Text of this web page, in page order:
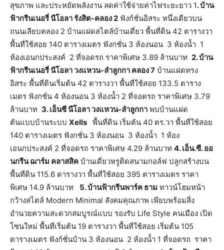
สุขภาพ และประหยัดพลังงาน ลดค่าใช้จ่ายค่าไฟระยะยาว 1. บ้าน
ฟ้ากรีนเนอรี่ นีโอลา รังสิต-คลอง 2 ฟังก์ชั่นอิสระ หนึ่งเดียวบน
ถนนเลียบคลอง 2 บ้านแฝดสไตล์บ้านเดี่ยว พื้นที่ดิน 42 ตารางวา
พื้นที่ใช้สอย 140 ตารางเมตร ฟังกชั่น 3 ห้องนอน 3 ห้องน้ำ 1
ห้องเอนกประสงค์ 2 ที่จอดรถ ราคาพิเศษ 3.89 ล้านบาท 2. บ้าน
ฟ้ากรีนเนอรี่ นีโอลา วงแหวน-ลำลูกกา คลอง 7 บ้านแฝดทรง
อิสระ พื้นที่ดินเริ่มต้น 42 ตารางวา พื้นที่ใช้สอย 133.5 ตาราง
เมตร ฟังกชั่น 4 ห้องนอน 3 ห้องน้ำ 2 ที่จอดรถ ราคาพิเศษ 3.79
ล้านบาท 3. เอ็นซี นีโอลา วงแหวน-ลำลูกกา พบบ้านแฝด
ต้นแบบบ้านระบบ Xells พื้นที่ดิน เริ่มต้น 40 ตร.วา พื้นที่ใช้สอย
140 ตารางเมตร ฟังกชั่น 3 ห้องนอน 3 ห้องน้ำ 1 ห้อง
เอนกประสงค์ 2 ที่จอดรถ ราคาพิเศษ 4.29 ล้านบาท 4. เอ็น.ซี. ออ
นกรีน ฌาร์ม คลาสสิค บ้านเดี่ยวหรูติดสนามกอล์ฟ ปลูกสร้างบน
พื้นที่ดิน 115.6 ตารางวา พื้นที่ใช้สอย 395 ตารางเมตร ราคา
พิเศษ 14.9 ล้านบาท 5. บ้านฟ้ากรีนพาร์ค ธาม ทาวน์โฮมหน้า
กว้างสไตล์ Modern Minimal สังคมคุณภาพ เพียบพร้อมสิ่ง
อำนวยความสะดวกสมบูรณ์แบบ รองรับ Life Style คนเมือง เปิด
โซนใหม่ พื้นที่เริ่มต้น 19 ตารางวา พื้นที่ใช้สอย เริ่มต้น 105
ตารางเมตร ฟังก์ชั่นบ้าน 3 ห้องนอน 2 ห้องน้ำ 1 ที่จอดรถ ราคา